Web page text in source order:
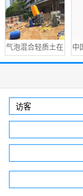
气泡混合轻质土在
市政道路管线中的
中